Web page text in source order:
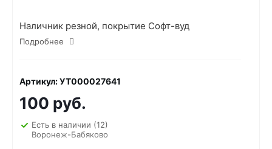
Наличник резной, покрытие Софт-вуд
Подробнее
Артикул: УТ000027641
100 руб.
Есть в наличии (12)
Воронеж-Бабяково